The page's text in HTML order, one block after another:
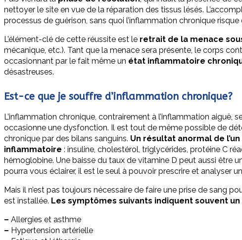
nettoyer le site en vue de la réparation des tissus lésés.
processus de guérison, sans quoi l’inflammation chronique risque
L’élément-clé de cette réussite est le retrait de la menace
mécanique, etc.). Tant que la menace sera présente, le corps
occasionnant par le fait même un état inflammatoire
désastreuses.
Est-ce que je souffre d’inflammation chronique?
L’inflammation chronique, contrairement à l’inflammation aiguë,
occasionne une dysfonction. Il est tout de même possible de
chronique par des bilans sanguins. Un résultat anormal de
inflammatoire : insuline, cholestérol, triglycérides, protéine C
hémoglobine. Une baisse du taux de vitamine D peut aussi être
pourra vous éclairer, il est le seul à pouvoir prescrire et analyser
Mais il n’est pas toujours nécessaire de faire une prise de sang
est installée. Les symptômes suivants indiquent souvent
– Allergies et asthme
– Hypertension artérielle